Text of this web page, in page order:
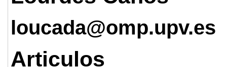
loucada@omp.upv.es
Articulos